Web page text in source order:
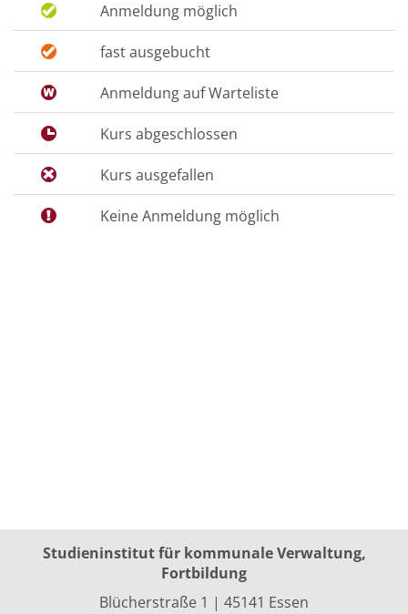
Anmeldung möglich
fast ausgebucht
Anmeldung auf Warteliste
Kurs abgeschlossen
Kurs ausgefallen
Keine Anmeldung möglich
Studieninstitut für kommunale Verwaltung,
Fortbildung
Blücherstraße 1 | 45141 Essen